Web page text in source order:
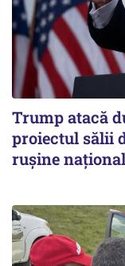
Trump atacă
proiectul sălii
ruşine